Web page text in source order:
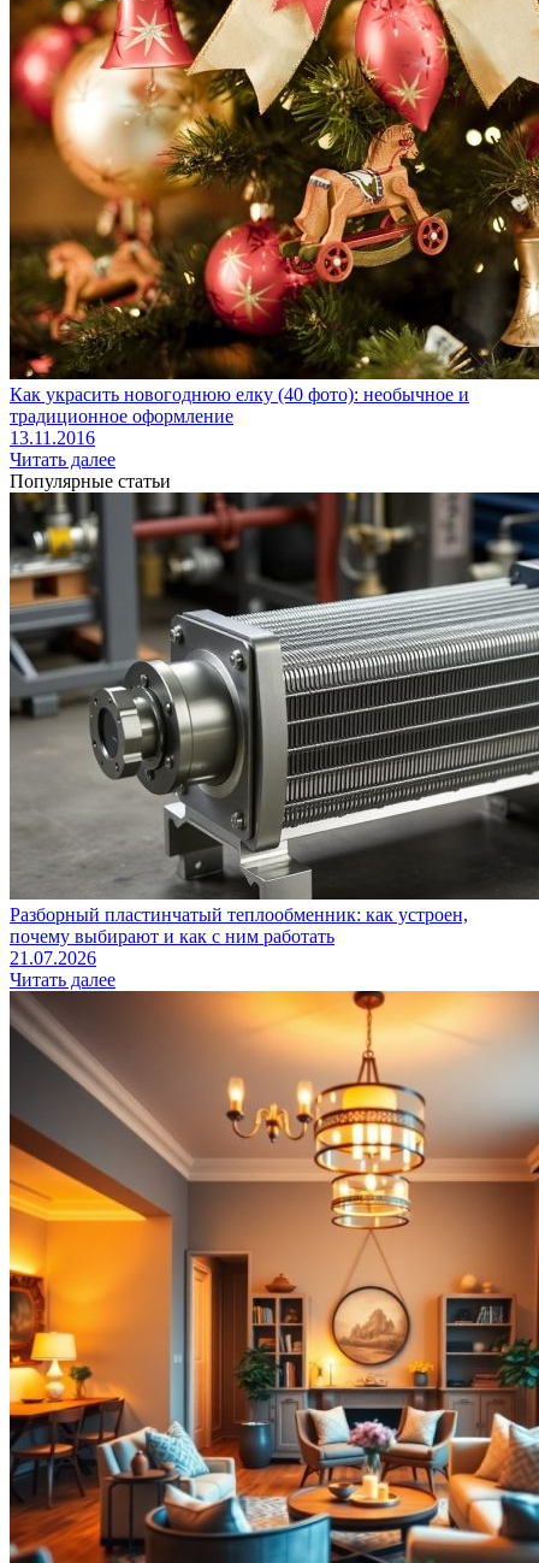
Как украсить новогоднюю елку (40 фото): необычное и
традиционное оформление
13.11.2016
Читать далее
Популярные статьи
Разборный пластинчатый теплообменник: как устроен,
почему выбирают и как с ним работать
21.07.2026
Читать далее